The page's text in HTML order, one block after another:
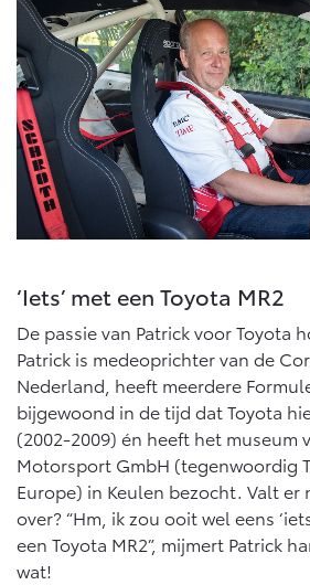
‘Iets’ met een Toyota MR2
De passie van Patrick voor Toyota
Patrick is medeoprichter van de
Nederland, heeft meerdere
bijgewoond in de tijd dat Toyota
(2002-2009) én heeft het museum
Motorsport GmbH (tegenwoordig
Europe) in Keulen bezocht. Valt er
over? “Hm, ik zou ooit wel eens
een Toyota MR2”, mijmert Patrick
wat!